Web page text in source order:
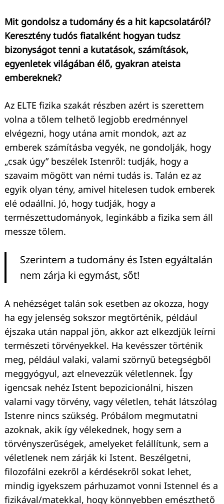
Mit gondolsz a tudomány és a hit kapcsolatáról?
Keresztény tudós fiatalként hogyan tudsz
bizonyságot tenni a kutatások, számítások,
egyenletek világában élő, gyakran ateista
embereknek?
Az ELTE fizika szakát részben azért is szerettem
volna a tőlem telhető legjobb eredménnyel
elvégezni, hogy utána amit mondok, azt az
emberek számításba vegyék, ne gondolják, hogy
„csak úgy” beszélek Istenről: tudják, hogy a
szavaim mögött van némi tudás is. Talán ez az
egyik olyan tény, amivel hitelesen tudok emberek
elé odaállni. Jó, hogy tudják, hogy a
természettudományok, leginkább a fizika sem áll
messze tőlem.
Szerintem a tudomány és Isten egyáltalán
nem zárja ki egymást, sőt!
A nehézséget talán sok esetben az okozza, hogy
ha egy jelenség sokszor megtörténik, például
éjszaka után nappal jön, akkor azt elkezdjük leírni
természeti törvényekkel. Ha kevésszer történik
meg, például valaki, valami szörnyű betegségből
meggyógyul, azt elnevezzük véletlennek. Így
igencsak nehéz Istent bepozicionálni, hiszen
valami vagy törvény, vagy véletlen, tehát látszólag
Istenre nincs szükség. Próbálom megmutatni
azoknak, akik így vélekednek, hogy sem a
törvényszerűségek, amelyeket felállítunk, sem a
véletlenek nem zárják ki Istent. Beszélgetni,
filozofálni ezekről a kérdésekről sokat lehet,
mindig igyekszem párhuzamot vonni Istennel és a
fizikával/matekkal, hogy könnyebben emészthető